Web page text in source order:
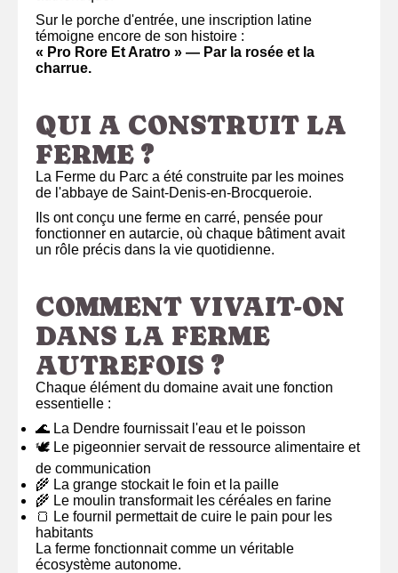
Sur le porche d'entrée, une inscription latine
témoigne encore de son histoire :
« Pro Rore Et Aratro » — Par la rosée et la
charrue.
QUI A CONSTRUIT LA
FERME ?
La Ferme du Parc a été construite par les moines
de l'abbaye de Saint-Denis-en-Brocqueroie.
Ils ont conçu une ferme en carré, pensée pour
fonctionner en autarcie, où chaque bâtiment avait
un rôle précis dans la vie quotidienne.
COMMENT VIVAIT-ON
DANS LA FERME
AUTREFOIS ?
Chaque élément du domaine avait une fonction
essentielle :
🌊 La Dendre fournissait l'eau et le poisson
🕊️ Le pigeonnier servait de ressource alimentaire et
de communication
🌾 La grange stockait le foin et la paille
🌾 Le moulin transformait les céréales en farine
🍞 Le fournil permettait de cuire le pain pour les
habitants
La ferme fonctionnait comme un véritable
écosystème autonome.